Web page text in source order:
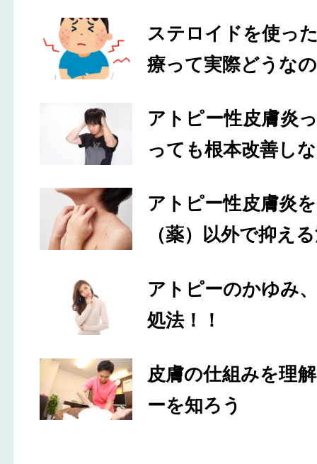
ステロイドを使っ
療って実際どうな
アトピー性皮膚炎
っても根本改善し
アトピー性皮膚炎
（薬）以外で抑え
アトピーのかゆみ
処法！！
皮膚の仕組みを理
ーを知ろう